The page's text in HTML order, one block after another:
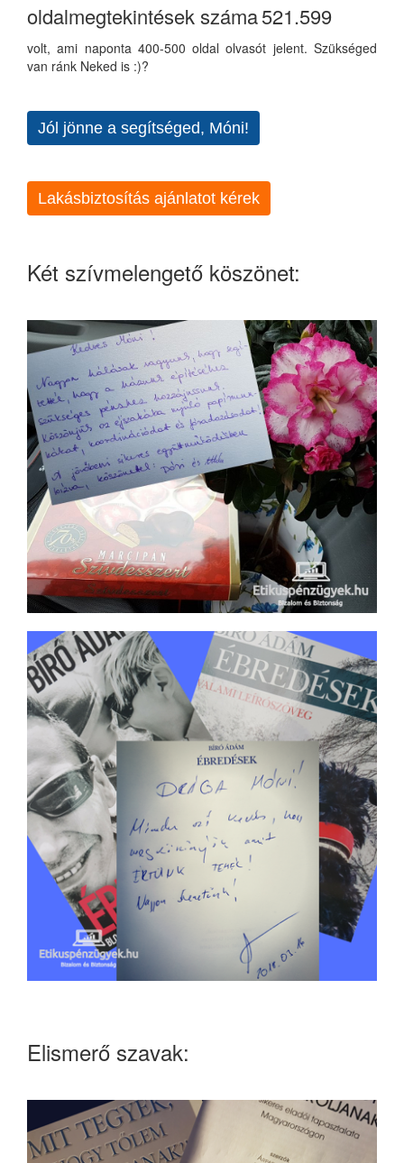
oldalmegtekintések száma521.599
volt, ami naponta 400-500 oldal olvasót jelent. Szükséged
van ránk Neked is :)?
Jól jönne a segítséged, Móni!
Lakásbiztosítás ajánlatot kérek
Két szívmelengető köszönet:
Elismerő szavak: